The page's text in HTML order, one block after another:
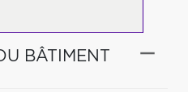
BÂTIMENT